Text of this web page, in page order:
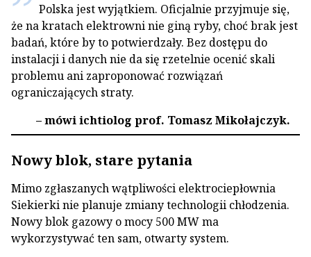
Polska jest wyjątkiem. Oficjalnie przyjmuje się,
że na kratach elektrowni nie giną ryby, choć brak jest
badań, które by to potwierdzały. Bez dostępu do
instalacji i danych nie da się rzetelnie ocenić skali
problemu ani zaproponować rozwiązań
ograniczających straty.
– mówi ichtiolog prof. Tomasz Mikołajczyk.
Nowy blok, stare pytania
Mimo zgłaszanych wątpliwości elektrociepłownia
Siekierki nie planuje zmiany technologii chłodzenia.
Nowy blok gazowy o mocy 500 MW ma
wykorzystywać ten sam, otwarty system.